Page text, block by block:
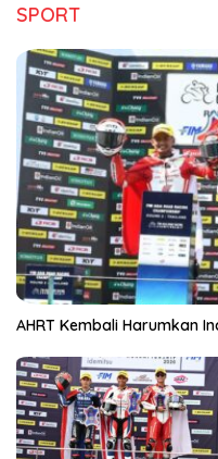
SPORT
AHRT Kembali Harumkan